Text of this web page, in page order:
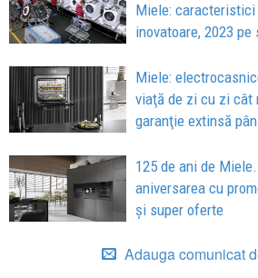
Miele:
inovatoare, 2023 pe
Miele:
viaţă de zi cu zi cât
garanţie extinsă
125 de ani de
aniversarea cu
și super oferte
Adauga comunicat